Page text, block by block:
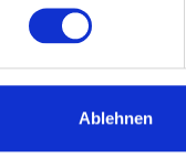
Ablehnen